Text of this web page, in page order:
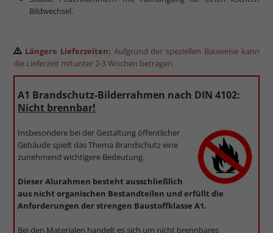
Bildwechsel.
Längere Lieferzeiten: Aufgrund der speziellen Bauweise kann
die Lieferzeit mitunter 2-3 Wochen betragen.
A1 Brandschutz-Bilderrahmen nach DIN 4102:
Nicht brennbar!
Insbesondere bei der Gestaltung öffentlicher
Gebäude spielt das Thema Brandschutz eine
zunehmend wichtigere Bedeutung.
Dieser Alurahmen besteht ausschließlich
aus nicht organischen Bestandteilen und erfüllt die
Anforderungen der strengen Baustoffklasse A1.
Bei den Materialen handelt es sich um nicht brennbares